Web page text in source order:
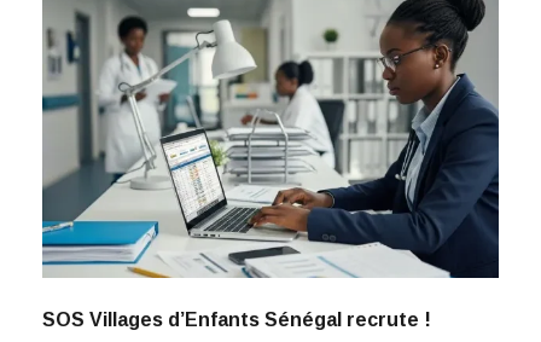
SOS Villages d’Enfants Sénégal recrute !